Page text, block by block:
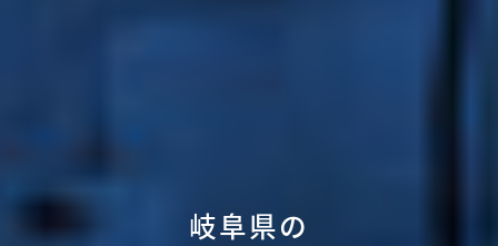
岐阜県の